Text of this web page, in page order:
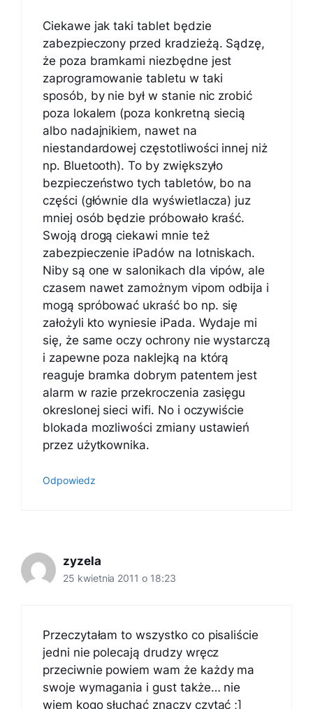
Ciekawe jak taki tablet będzie
zabezpieczony przed kradzieżą. Sądzę,
że poza bramkami niezbędne jest
zaprogramowanie tabletu w taki
sposób, by nie był w stanie nic zrobić
poza lokalem (poza konkretną siecią
albo nadajnikiem, nawet na
niestandardowej częstotliwości innej niż
np. Bluetooth). To by zwiększyło
bezpieczeństwo tych tabletów, bo na
części (głównie dla wyświetlacza) juz
mniej osób będzie próbowało kraść.
Swoją drogą ciekawi mnie też
zabezpieczenie iPadów na lotniskach.
Niby są one w salonikach dla vipów, ale
czasem nawet zamożnym vipom odbija i
mogą spróbować ukraść bo np. się
założyli kto wyniesie iPada. Wydaje mi
się, że same oczy ochrony nie wystarczą
i zapewne poza naklejką na którą
reaguje bramka dobrym patentem jest
alarm w razie przekroczenia zasięgu
okreslonej sieci wifi. No i oczywiście
blokada mozliwości zmiany ustawień
przez użytkownika.
Odpowiedz
zyzela
25 kwietnia 2011 o 18:23
Przeczytałam to wszystko co pisaliście
jedni nie polecają drudzy wręcz
przeciwnie powiem wam że każdy ma
swoje wymagania i gust także… nie
wiem kogo słuchać znaczy czytać ;]